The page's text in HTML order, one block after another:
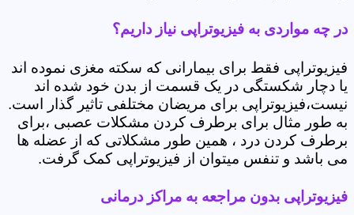
در چه مواردی به فیزیوتراپی نیاز داریم؟
فیزیوتراپی فقط برای بیمارانی که سکته مغزی نموده اند
یا دچار شکستگی در یک قسمت از بدن خود شده اند
نیست،فیزیوتراپی برای مریضان مختلفی تاثیر گذار است.
به طور مثال برای برطرف کردن مشکلات عصبی ،برای
برطرف کردن درد ، همین طور مشکلاتی که از عضله ها
می باشد و تنفس میتوان از فیزیوتراپی کمک گرفت.
فیزیوتراپی بدون مراجعه به مراکز درمانی